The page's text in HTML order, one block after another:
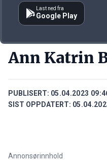
Ann Katrin
PUBLISERT: 05.04.2023
SIST OPPDATERT:
Annonsørinnhold
Last ned fra
Google Play